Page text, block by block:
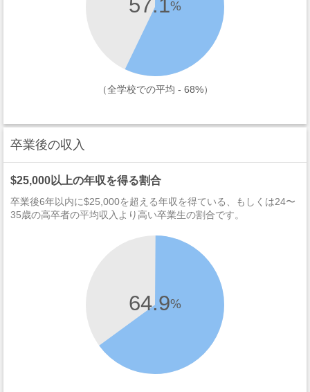
57.1%
（全学校での平均 - 68%）
卒業後の収入
$25,000以上の年収を得る割合
卒業後6年以内に$25,000を超える年収を得ている、もしくは24〜
35歳の高卒者の平均収入より高い卒業生の割合です。
64.9%